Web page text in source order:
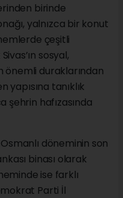
birinde
yalnızca bir konut
çeşitli
sosyal,
önemli duraklarından
yapısına tanıklık
şehrin hafızasında
döneminin son
binası olarak
ise farklı
Parti İl